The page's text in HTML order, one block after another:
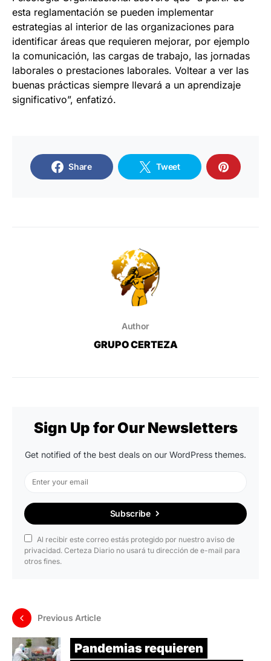
esta reglamentación se pueden implementar
estrategias al interior de las organizaciones para
identificar áreas que requieren mejorar, por ejemplo
la comunicación, las cargas de trabajo, las jornadas
laborales o prestaciones laborales. Voltear a ver las
buenas prácticas siempre llevará a un aprendizaje
significativo”, enfatizó.
Share Tweet
Author
GRUPO CERTEZA
Sign Up for Our Newsletters
Get notified of the best deals on our WordPress themes.
Subscribe
Al recibir este correo estás protegido por nuestro aviso de
privacidad. Certeza Diario no usará tu dirección de e-mail para
otros fines.
Previous Article
Pandemias requieren